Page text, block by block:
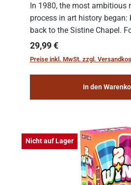
In 1980, the most ambitious
process in art history began:
back to the Sistine Chapel.
team of experts from the
the meticulous job of
Regulärer Preis:
29,99 €
Preise inkl. MwSt. zzgl.
In den
Nicht auf Lager